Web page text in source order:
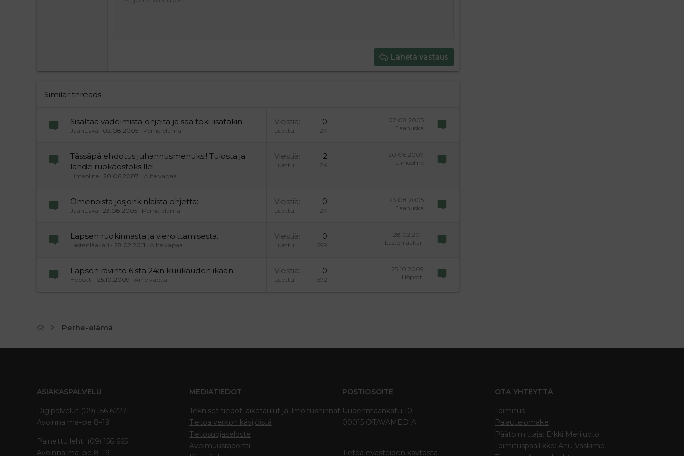
26
Lähetä vastaus
Similar threads
Sisältää vadelmista ohjeita ja saa toki lisätäkin
Jaanuska 02.08.2005 Perhe-elämä
Viestiä 0
Luettu 2K
02.08.2005
Jaanuska
Tässäpä ehdotus juhannusmenuksi! Tulosta ja
lähde ruokaostoksille!
Limeoline 20.06.2007 Aihe vapaa
Viestiä 2
Luettu 2K
20.06.2007
Limeoline
Omenoista josjonkinlaista ohjetta:
Jaanuska 23.08.2005 Perhe-elämä
Viestiä 0
Luettu 2K
23.08.2005
Jaanuska
Lapsen ruokinnasta ja vieroittamisesta.
Lastenlääkäri 28.02.2011 Aihe vapaa
Viestiä 0
Luettu 599
28.02.2011
Lastenlääkäri
Lapsen ravinto 6:sta 24:n kuukauden ikään.
Höpötti 25.10.2009 Aihe vapaa
Viestiä 0
Luettu 572
25.10.2009
Höpötti
Perhe-elämä
ASIAKASPALVELU
Digipalvelut (09) 156 6227
Avoinna ma–pe 8–19
Painettu lehti (09) 156 665
Avoinna ma–pe 8–19
MEDIATIEDOT
Tekniset tiedot, aikataulut ja ilmoitushinnat
Tietoa verkon kävijöistä
Tietosuojaseloste
Avoimuusraportti
POSTIOSOITE
Uudenmaankatu 10
00015 OTAVAMEDIA
Tietoa evästeiden käytöstä
OTA YHTEYTTÄ
Toimitus
Palautelomake
Päätoimittaja: Erkki Meriluoto
Toimituspäällikkö: Anu Vaskimo